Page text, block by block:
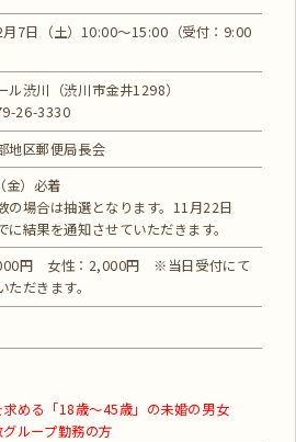
7日（土）10:00～15:00（受付：9:00
ル渋川（渋川市金井1298）
26-3330
地区郵便局長会
金）必着
の場合は抽選となります。11月22日
に結果を通知させていただきます。
円 女性：2,000円 ※当日受付にて
ただきます。
める「18歳～45歳」の未婚の男女
ループ勤務の方